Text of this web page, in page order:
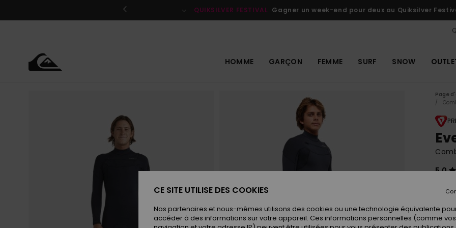
le
QUIKSILVER FESTIVAL Gagner un week-end pour deux au Quiksilver
HOMME GARÇON FEMME SURF SNOW
Page
5.0
CE SITE UTILISE DES COOKIES
Nos partenaires et nous-mêmes utilisons des cookies ou une technologie équivalente
accéder à des informations sur votre appareil. Ces informations personnelles (comme